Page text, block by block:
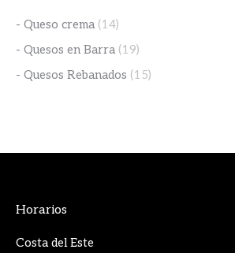
- Queso crema (14)
- Quesos en Barra (19)
- Quesos Rebanados (15)
Horarios
Costa del Este